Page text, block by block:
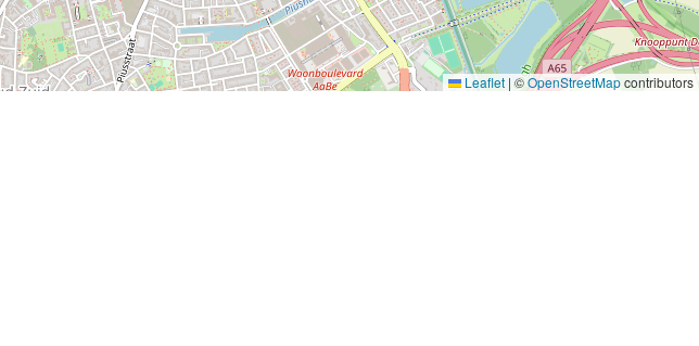
Leaflet |©OpenStreetMapcontributors